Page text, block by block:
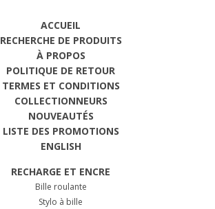
ACCUEIL
RECHERCHE DE PRODUITS
À PROPOS
POLITIQUE DE RETOUR
TERMES ET CONDITIONS
COLLECTIONNEURS
NOUVEAUTÉS
LISTE DES PROMOTIONS
ENGLISH
RECHARGE ET ENCRE
Bille roulante
Stylo à bille